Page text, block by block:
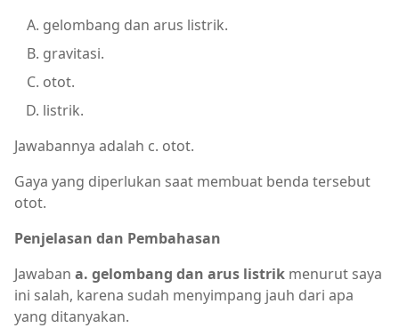
gelombang dan arus listrik.
gravitasi.
otot.
listrik.
Jawabannya adalah c. otot.
Gaya yang diperlukan saat membuat benda tersebut
otot.
Penjelasan dan Pembahasan
Jawaban a. gelombang dan arus listrik menurut saya
ini salah, karena sudah menyimpang jauh dari apa
yang ditanyakan.